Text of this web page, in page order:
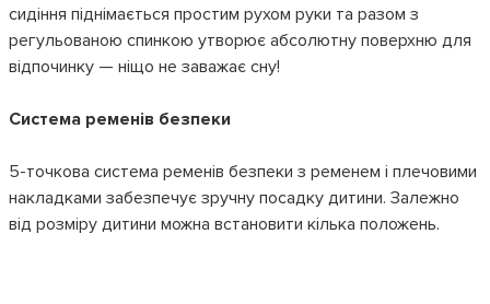
сидіння піднімається простим рухом руки та разом з
регульованою спинкою утворює абсолютну поверхню для
відпочинку — ніщо не заважає сну!
Система ременів безпеки
5-точкова система ременів безпеки з ременем і плечовими
накладками забезпечує зручну посадку дитини. Залежно
від розміру дитини можна встановити кілька положень.